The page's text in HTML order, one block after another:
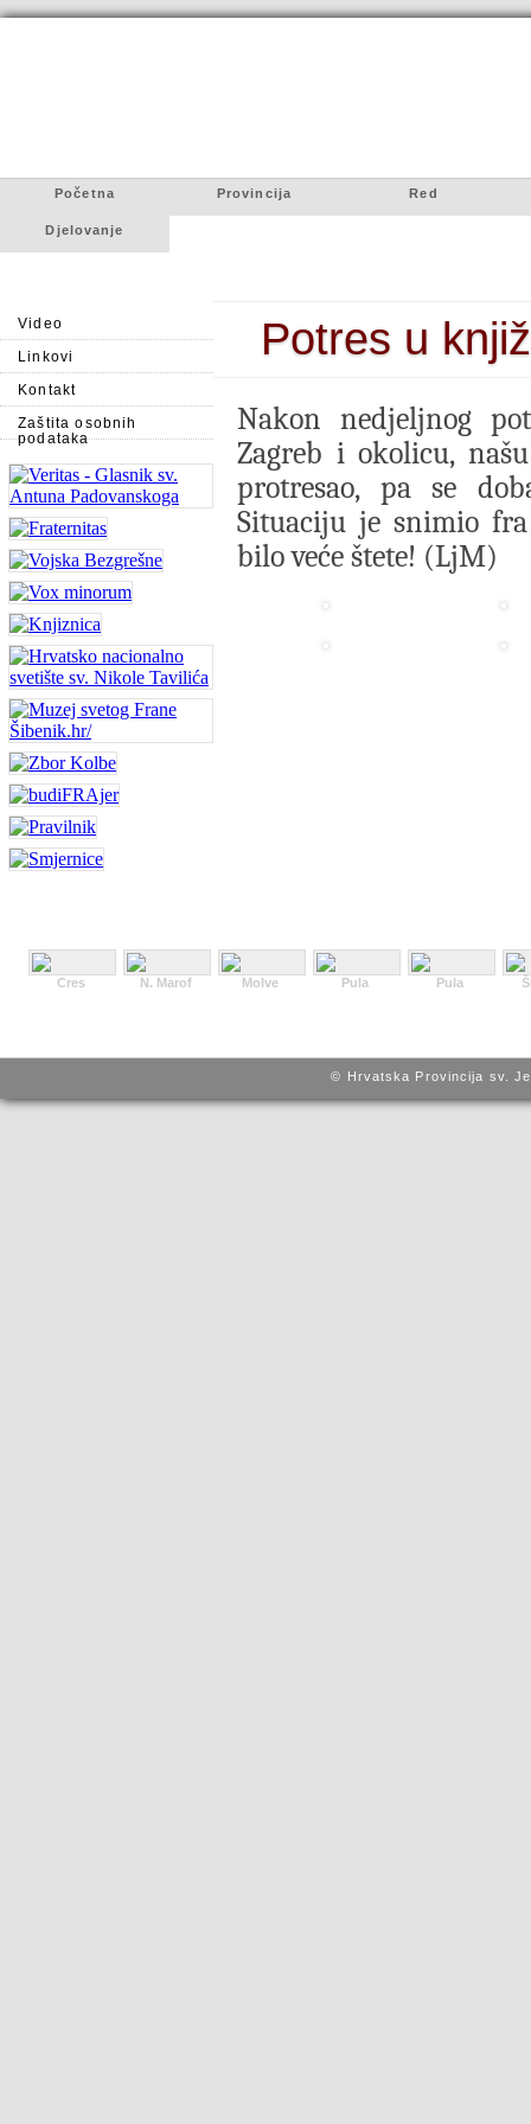
Početna Provincija Red
Djelovanje
Video
Linkovi
Kontakt
Zaštita osobnih
podataka
Potres u
Nakon nedjeljnog
Zagreb i okolicu,
protresao, pa se
Situaciju je snimio fra
bilo veće štete! (LjM)
Cres N. Marof Molve Pula Pula
© Hrvatska Provincija sv.